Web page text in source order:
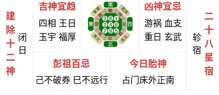
建
除
十
二
神
闭
日
吉神宜趋
四相 王日
玉宇 福厚
凶神宜忌
游祸 血支
重日 玄武
彭祖百忌
己不破券 巳不远行
今日胎神
占门床外正南
轸
宿
二
十
八
星
宿